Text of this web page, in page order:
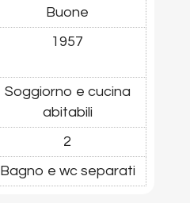
Buone
1957
Soggiorno e cucina
abitabili
2
Bagno e wc separati